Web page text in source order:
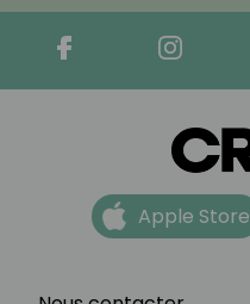
Apple Store